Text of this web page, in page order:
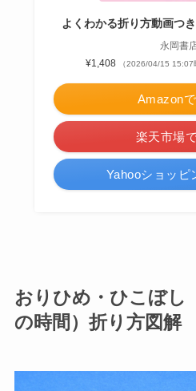
よくわかる折り方動画つ
永岡書
¥1,408
（2026/04/15 15:07
Amazon
楽天市場
Yahooショッピ
おりひめ・ひこぼし
の時間）折り方図解